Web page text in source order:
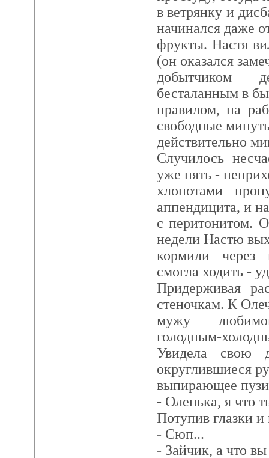
в ветрянку и
начинался даже
фрукты. Настя
(он оказался
добытчиком
бесталанным в
правилом, на
свободные
действительно
Случилось
уже пять -
хлопотами
аппендицита, и
с перитонитом.
недели Настю
кормили через
смогла ходить -
Придерживая
стеночкам. К
мужу
голодным-
Увидела свою
округлившиеся
выпирающее
- Оленька, я что
Потупив глазки и
- Сюп...
- Зайчик, а что